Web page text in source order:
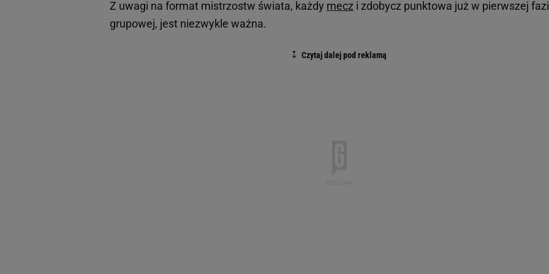
Z uwagi na format mistrzostw świata, każdy mecz i zdobycz punktowa już w pierwszej
grupowej, jest niezwykle ważna.